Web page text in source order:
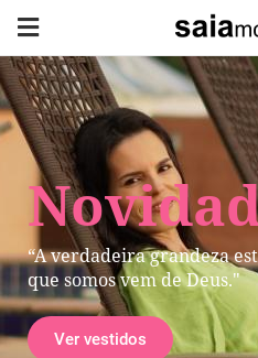
“A verdadeira grandeza
que somos vem de Deus."
Ver vestidos